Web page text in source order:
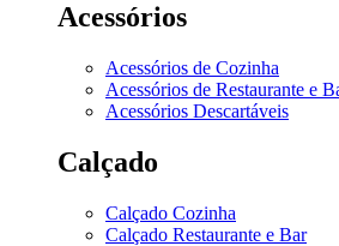
Acessórios
Acessórios de Cozinha
Acessórios de Restaurante e
Acessórios Descartáveis
Calçado
Calçado Cozinha
Calçado Restaurante e Bar